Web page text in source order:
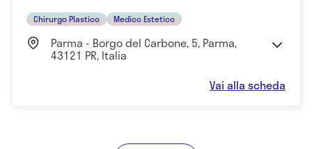
Chirurgo Plastico Medico Estetico
Parma - Borgo del Carbone, 5, Parma,
43121 PR, Italia
Vai alla scheda